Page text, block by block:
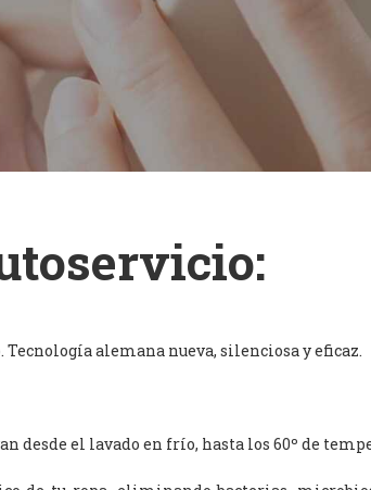
alemana nueva, silenciosa y eficaz.
desde el lavado en frío, hasta los 60º de